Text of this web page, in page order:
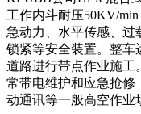
工作内斗耐压50KV/
急动力、水平传感、过
锁紧等安全装置。整车
道路进行带点作业施工
常带电维护和应急抢修
动通讯等一般高空作业